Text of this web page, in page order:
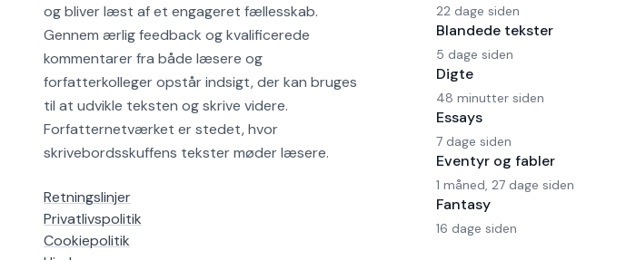
og bliver læst af et engageret fællesskab.
Gennem ærlig feedback og kvalificerede
kommentarer fra både læsere og
forfatterkolleger opstår indsigt, der kan bruges
til at udvikle teksten og skrive videre.
Forfatternetværket er stedet, hvor
skrivebordsskuffens tekster møder læsere.
Retningslinjer
Privatlivspolitik
Cookiepolitik
22 dage siden
Blandede tekster
5 dage siden
Digte
48 minutter siden
Essays
7 dage siden
Eventyr og fabler
1 måned, 27 dage siden
Fantasy
16 dage siden